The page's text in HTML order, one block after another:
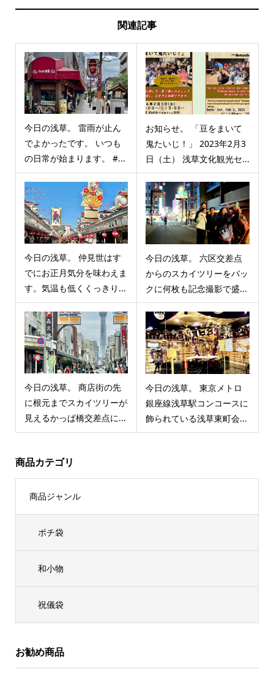
関連記事
今日の浅草。 雷雨が止ん
でよかったです。 いつも
の日常が始まります。 #...
お知らせ。 「豆をまいて
鬼たいじ！」 2023年2月3
日（土） 浅草文化観光セ...
今日の浅草。 仲見世はす
でにお正月気分を味わえま
す。気温も低くくっきり...
今日の浅草。 六区交差点
からのスカイツリーをバッ
クに何枚も記念撮影で盛...
今日の浅草。 商店街の先
に根元までスカイツリーが
見えるかっぱ橋交差点に...
今日の浅草。 東京メトロ
銀座線浅草駅コンコースに
飾られている浅草東町会...
商品カテゴリ
商品ジャンル
ポチ袋
和小物
祝儀袋
お勧め商品